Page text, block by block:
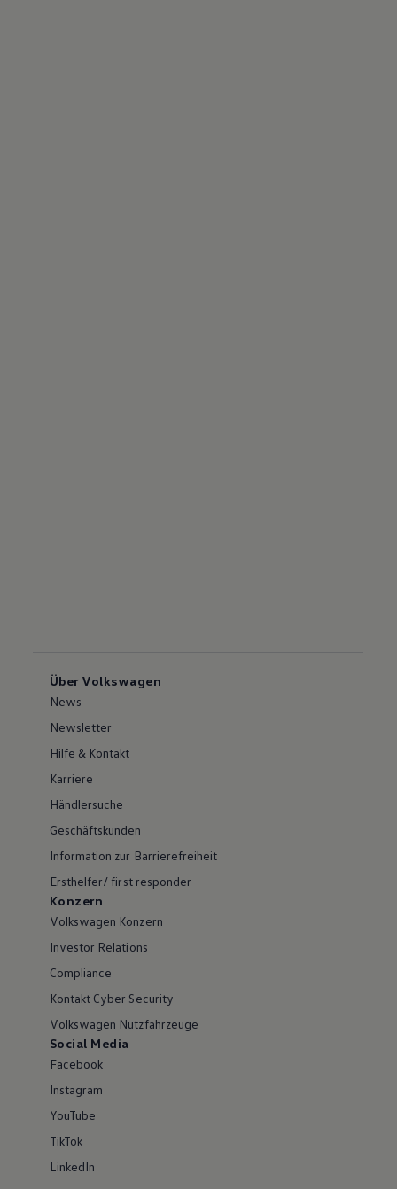
Über Volkswagen
News
Newsletter
Hilfe & Kontakt
Karriere
Händlersuche
Geschäftskunden
Information zur Barrierefreiheit
Ersthelfer/ first responder
Konzern
Volkswagen Konzern
Investor Relations
Compliance
Kontakt Cyber Security
Volkswagen Nutzfahrzeuge
Social Media
Facebook
Instagram
YouTube
TikTok
LinkedIn